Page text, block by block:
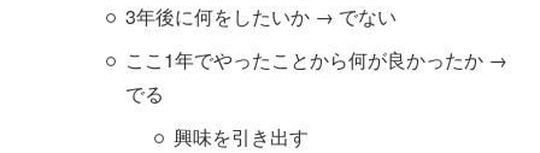
3年後に何をしたいか → でない
ここ1年でやったことから何が良かったか →
でる
興味を引き出す